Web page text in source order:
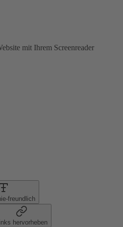
mit Ihrem Screenreader
freundlich
hervorheben